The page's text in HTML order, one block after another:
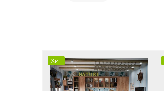
Хит